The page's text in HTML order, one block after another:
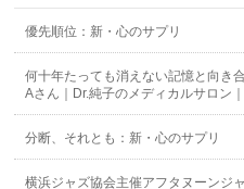
優先順位：新・心のサプリ
何十年たっても消えない記憶と向き
Aさん｜Dr.純子のメディカルサロン
分断、それとも：新・心のサプリ
横浜ジャズ協会主催アフタヌーンジ